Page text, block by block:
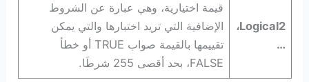
Logical2،
…
قيمة اختيارية، وهي عبارة عن الشروط
الإضافية التي تريد اختبارها والتي يمكن
تقييمها بالقيمة صواب TRUE أو خطأ
FALSE، بحد أقصى 255 شرطَا.